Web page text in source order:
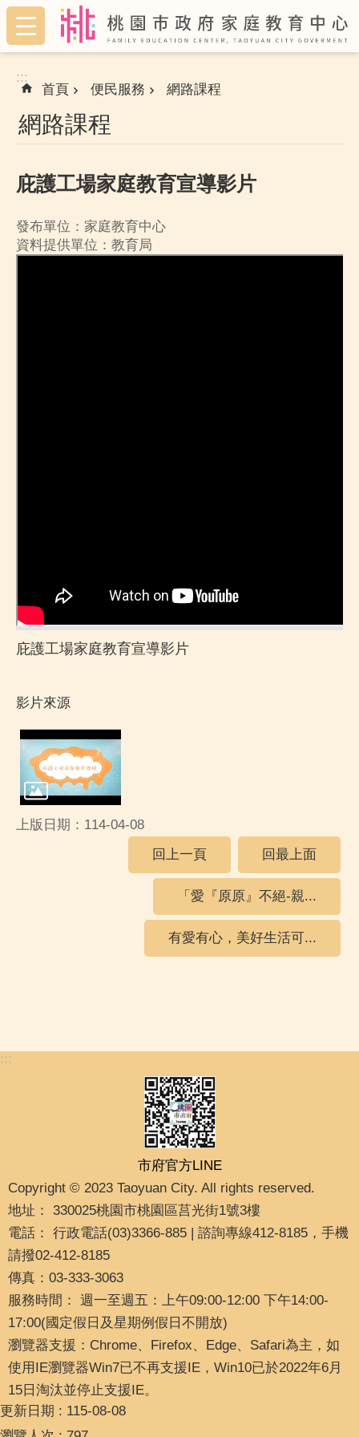
跳到主要內容區塊
:::
:::
首頁 便民服務 網路課程
網路課程
庇護工場家庭教育宣導影片
發布單位：家庭教育中心
資料提供單位：教育局
庇護工場家庭教育宣導影片
影片來源
上版日期：114-04-08
回上一頁
回最上面
「愛『原原』不絕-親...
有愛有心，美好生活可...
:::
市府官方LINE
Copyright © 2023 Taoyuan City. All rights reserved.
地址： 330025桃園市桃園區莒光街1號3樓
電話： 行政電話(03)3366-885 | 諮詢專線412-8185，手機
請撥02-412-8185
傳真：03-333-3063
服務時間： 週一至週五：上午09:00-12:00 下午14:00-
17:00(國定假日及星期例假日不開放)
瀏覽器支援：Chrome、Firefox、Edge、Safari為主，如
使用IE瀏覽器Win7已不再支援IE，Win10已於2022年6月
15日淘汰並停止支援IE。
更新日期
115-08-08